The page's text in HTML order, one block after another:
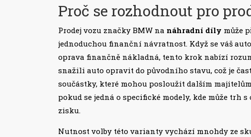
Proč se rozhodnout pro
Prodej vozu značky BMW na náhradní díly může
jednoduchou finanční návratnost. Když se váš
oprava finančně nákladná, tento krok nabízí
snažili auto opravit do původního stavu, což je
součástky, které mohou posloužit dalším
pokud se jedná o specifické modely, kde může
zisku.
Nutnost volby této varianty vychází mnohdy ze